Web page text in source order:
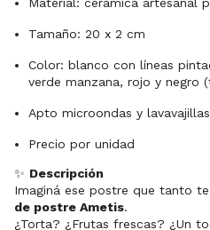
Tamaño: 20 x 2 cm
Color: blanco con líneas
verde manzana, rojo y negro
Apto microondas y lavavajillas
Precio por unidad
✨ Descripción
Imaginá ese postre que tanto
de postre Ametis.
¿Torta? ¿Frutas frescas? ¿Un